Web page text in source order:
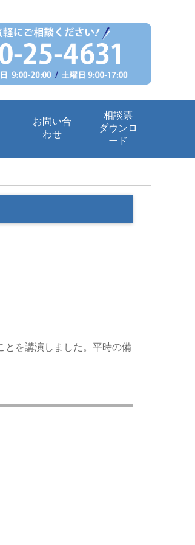
お問い合
わせ
相談票
ダウンロ
ード
とを講演しました。平時の備